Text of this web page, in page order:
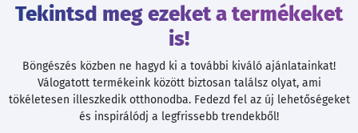
Tekintsd meg ezeket a termékeket
is!
Böngészés közben ne hagyd ki a további kiváló ajánlatainkat!
Válogatott termékeink között biztosan találsz olyat, ami
tökéletesen illeszkedik otthonodba. Fedezd fel az új lehetőségeket
és inspirálódj a legfrissebb trendekből!